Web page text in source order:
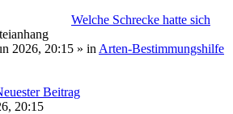
Welche Schrecke hatte sich
2026, 20:15 » in Arten-Bestimmungshilfe
Beitrag
20:15